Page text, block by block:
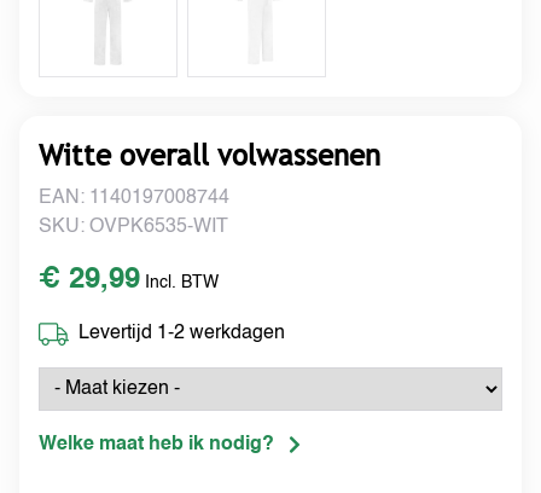
Witte overall volwassenen
EAN: 1140197008744
SKU: OVPK6535-WIT
€ 29,99 Incl. BTW
Levertijd 1-2 werkdagen
Welke maat heb ik nodig?